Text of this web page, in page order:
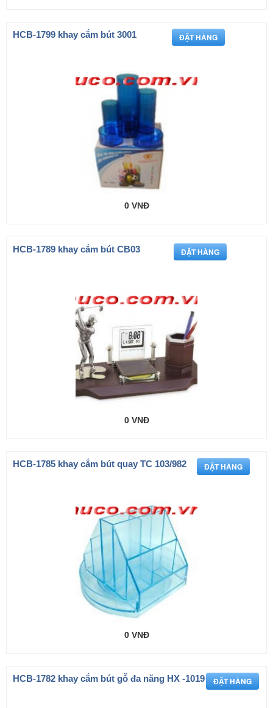
HCB-1799 khay cắm bút 3001
0 VNĐ
HCB-1789 khay cắm bút CB03
0 VNĐ
HCB-1785 khay cắm bút quay TC 103/982
0 VNĐ
HCB-1782 khay cắm bút gỗ đa năng HX -1019